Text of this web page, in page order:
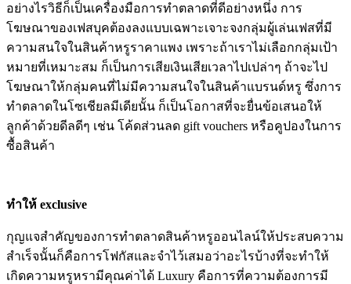
อย่างไรวิธีก็เป็นเครื่องมือการทำตลาดที่ดีอย่างหนึ่ง การ
โฆษณาของเฟสบุคต้องลงแบบเฉพาะเจาะจงกลุ่มผู้เล่นเฟสที่มี
ความสนใจในสินค้าหรูราคาแพง เพราะถ้าเราไม่เลือกกลุ่มเป้า
หมายที่เหมาะสม ก็เป็นการเสียเงินเสียเวลาไปเปล่าๆ ถ้าจะไป
โฆษณาให้กลุ่มคนที่ไม่มีความสนใจในสินค้าแบรนด์หรู ซึ่งการ
ทำตลาดในโซเชียลมีเดียนั้น ก็เป็นโอกาสที่จะยื่นข้อเสนอให้
ลูกค้าด้วยดีลดีๆ เช่น โค้ดส่วนลด gift vouchers หรือคูปองในการ
ซื้อสินค้า
ทำให้ exclusive
กุญแจสำคัญของการทำตลาดสินค้าหรูออนไลน์ให้ประสบความ
สำเร็จนั้นก็คือการโฟกัสและจำไว้เสมอว่าอะไรบ้างที่จะทำให้
เกิดความหรูหรามีคุณค่าได้ Luxury คือการที่ความต้องการมี